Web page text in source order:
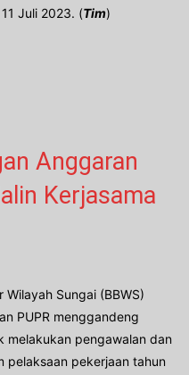
Juli 2023. (Tim)
Anggaran
Kerjasama
Wilayah Sungai (BBWS)
PUPR menggandeng
melakukan pengawalan dan
pelaksaan pekerjaan tahun